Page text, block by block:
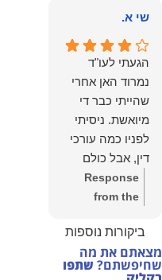
משרד עורכי דין
ונוטריון
יהודה, תודה
שמחנו מאוד
לשמוע שהייעוץ
עזר לך ושהיית
מרוצה.
מבחינתנו הוגנות
ומקצועיות הן
מעל הכל. נשמח
תמיד לעמוד
לרשותך בהמשך
שי א.
הגעתי לעו"ד
נמרוד האן אחרי
שהייתי כבר די
מיואשת. ניסיתי
לפניו כמה עורכי
דין, אבל כולם
נרתעו כי היה
מדובר בנושא
וסירבו לקחת
אותו.לאחר
שסיפרתי בקצרה
Response
from the
רבה על המילים
החמות ועל
האמון. שמחנו
ביקורות נוספות
מצאתם את מה
שחיפשתם? שתפו